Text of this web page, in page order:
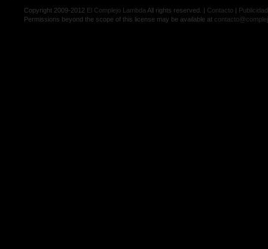
Copyright 2009-2012 El Complejo Lambda All rights reserved. | Contacto | Publicidad
Permissions beyond the scope of this license may be available at